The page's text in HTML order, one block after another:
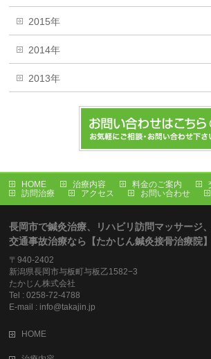
2015年
2014年
2013年
HOME 治療内容 料金のご案内
訪問治療
アクセス お問い合わせ
長岡市で鍼灸治療、リハビリ訪問マッサージ、
交通事故治療なら【たかじん鍼灸接骨治療院】
〒940-2402
新潟県長岡市与板町与板乙1582−3
たかじん株式会社
Tel : 0258-72-4788
E-mail : info@takajin.jp
HOME